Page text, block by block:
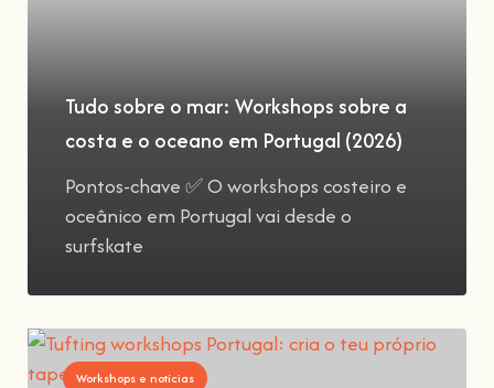
Tudo sobre o mar: Workshops sobre a
costa e o oceano em Portugal (2026)
Pontos-chave ✅ O workshops costeiro e
oceânico em Portugal vai desde o
surfskate
Workshops e notícias